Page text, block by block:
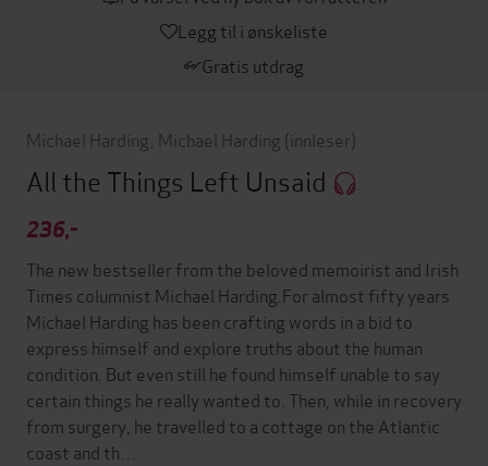
Legg til i ønskeliste
Gratis utdrag
Michael Harding Michael Harding (innleser)
All the Things Left Unsaid
236,-
The new bestseller from the beloved memoirist and Irish
Times columnist Michael Harding.For almost fifty years
Michael Harding has been crafting words in a bid to
express himself and explore truths about the human
condition. But even still he found himself unable to say
certain things he really wanted to. Then, while in recovery
from surgery, he travelled to a cottage on the Atlantic
coast and th…